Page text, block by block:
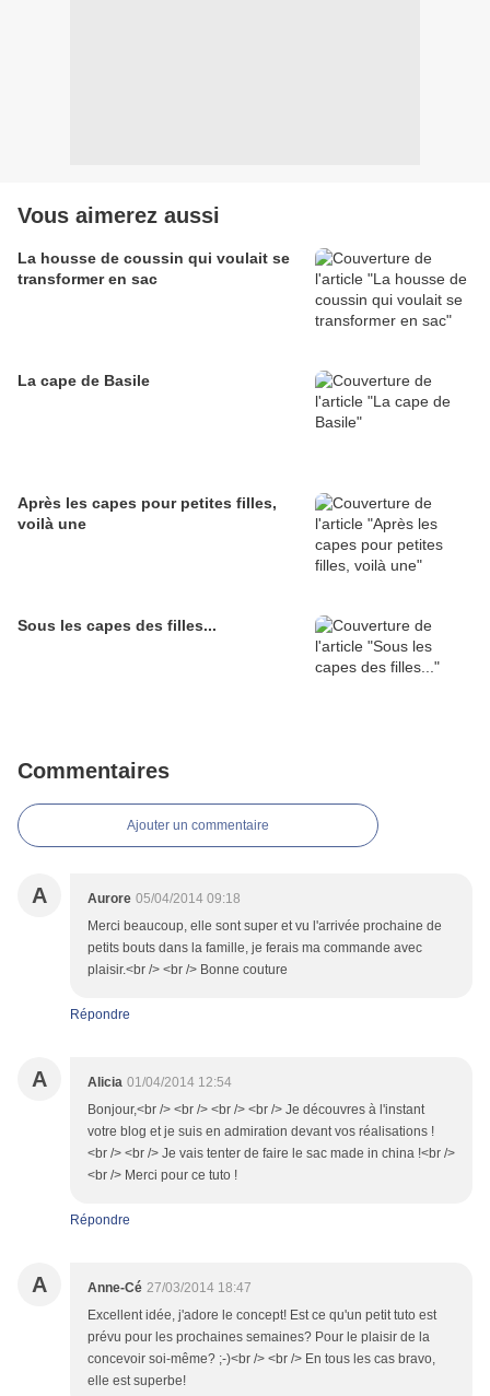
Vous aimerez aussi
La housse de coussin qui voulait se
transformer en sac
La cape de Basile
Après les capes pour petites filles,
voilà une
Sous les capes des filles...
Commentaires
Ajouter un commentaire
A Aurore 05/04/2014 09:18
Merci beaucoup, elle sont super et vu l'arrivée prochaine de
petits bouts dans la famille, je ferais ma commande avec
plaisir.<br /> <br /> Bonne couture
Répondre
A Alicia 01/04/2014 12:54
Bonjour,<br /> <br /> <br /> <br /> Je découvres à l'instant
votre blog et je suis en admiration devant vos réalisations !
<br /> <br /> Je vais tenter de faire le sac made in china !<br />
<br /> Merci pour ce tuto !
Répondre
A Anne-Cé 27/03/2014 18:47
Excellent idée, j'adore le concept! Est ce qu'un petit tuto est
prévu pour les prochaines semaines? Pour le plaisir de la
concevoir soi-même? ;-)<br /> <br /> En tous les cas bravo,
elle est superbe!